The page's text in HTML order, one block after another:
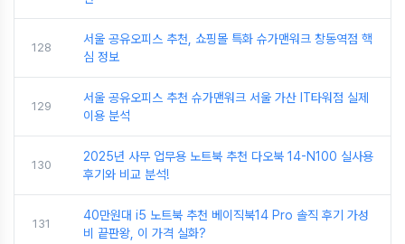
128
서울 공유오피스 추천, 쇼핑몰 특화 슈가맨워크 창동역점 핵
심 정보
129
서울 공유오피스 추천 슈가맨워크 서울 가산 IT타워점 실제
이용 분석
130
2025년 사무 업무용 노트북 추천 다오북 14-N100 실사용
후기와 비교 분석!
131
40만원대 i5 노트북 추천 베이직북14 Pro 솔직 후기 가성
비 끝판왕, 이 가격 실화?